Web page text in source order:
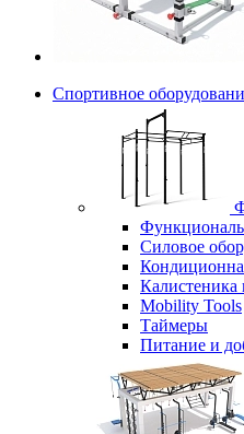
Спортивное
Силовое
Калистеника
Mobility Tools
Таймеры
Питание и